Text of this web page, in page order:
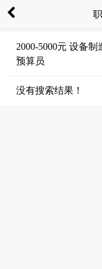
2000-5000元 设备
预算员
没有搜索结果！